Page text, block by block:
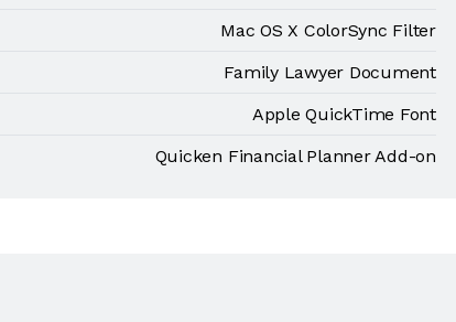
Mac OS X ColorSync Filter
Family Lawyer Document
Apple QuickTime Font
Quicken Financial Planner Add-on